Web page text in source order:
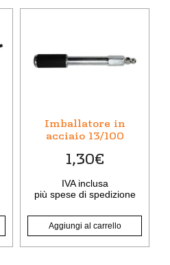
Imballatore in
acciaio 13/100
1,30€
IVA inclusa
più spese di spedizione
Aggiungi al carrello